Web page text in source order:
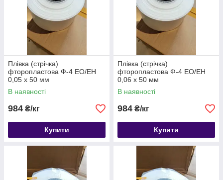
Плівка (стрічка)
фторопластова Ф-4 ЕО/ЕН
0,05 х 50 мм
В наявності
984 ₴/кг
Купити
Плівка (стрічка)
фторопластова Ф-4 ЕО/ЕН
0,06 х 50 мм
В наявності
984 ₴/кг
Купити